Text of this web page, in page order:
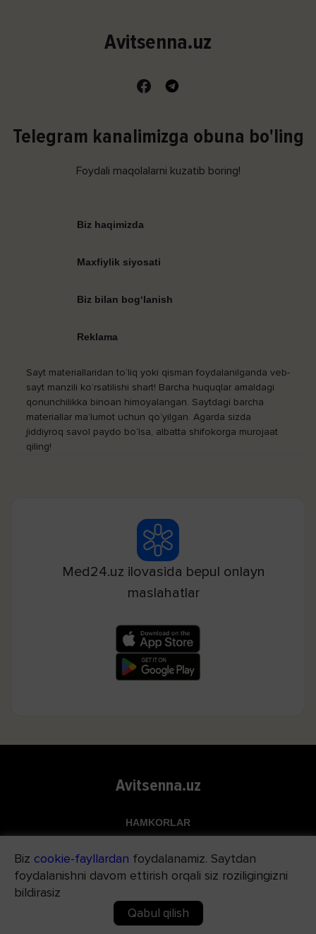
Avitsenna.uz
Telegram kanalimizga obuna bo'ling
Foydali maqolalarni kuzatib boring!
Biz haqimizda
Maxfiylik siyosati
Biz bilan bog‘lanish
Reklama
Sayt materiallaridan to‘liq yoki qisman foydalanilganda veb-
sayt manzili ko‘rsatilishi shart! Barcha huquqlar amaldagi
qonunchilikka binoan himoyalangan. Saytdagi barcha
materiallar ma’lumot uchun qo‘yilgan. Agarda sizda
jiddiyroq savol paydo bo‘lsa, albatta shifokorga murojaat
qiling!
Med24.uz ilovasida bepul onlayn
maslahatlar
Avitsenna.uz
HAMKORLAR
Apteka.uz
Med24.uz
Biz cookie-fayllardan foydalanamiz. Saytdan
foydalanishni davom ettirish orqali siz roziligingizni
bildirasiz
Qabul qilish